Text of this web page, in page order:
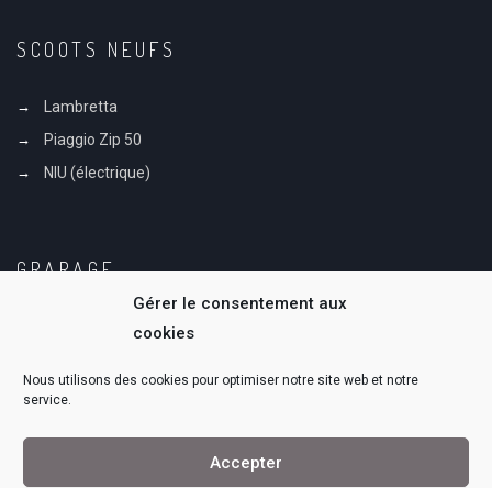
Gérer le consentement aux
cookies
Nous utilisons des cookies pour optimiser notre site web et notre
service.
Accepter
SCOOTS NEUFS
Lambretta
Piaggio Zip 50
NIU (électrique)
GRARAGE
Notre Histoire